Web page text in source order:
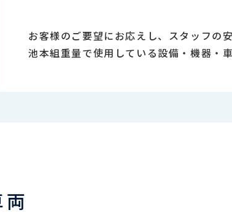
お客様のご要望にお応えし、スタッフの
池本組重量で使用している設備・機器・